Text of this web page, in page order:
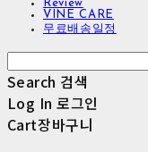
Review
VINE CARE
무료배송일정
Search 검색
Log In 로그인
Cart장바구니